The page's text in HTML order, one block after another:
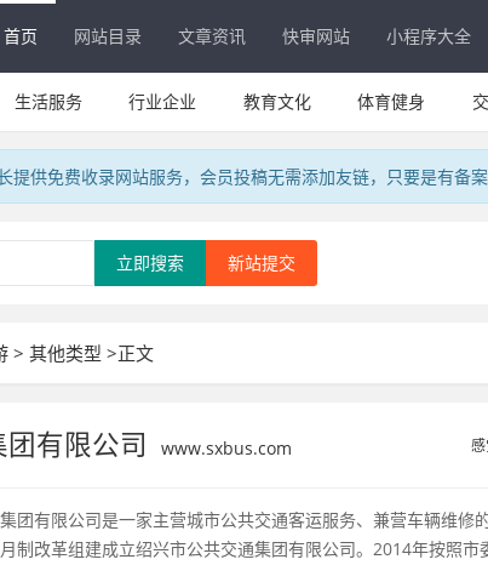
首页 网站目录 文章资讯 快审网站 小程序大全
生活服务 行业企业 教育文化 体育健身
提供免费收录网站服务，会员投稿无需添加友链，只要是有备
新站提交
立即搜索
> 其他类型 >正文
有限公司 www.sxbus.com
团有限公司是一家主营城市公共交通客运服务、兼营车辆维修
制改革组建成立绍兴市公共交通集团有限公司。2014年按照市